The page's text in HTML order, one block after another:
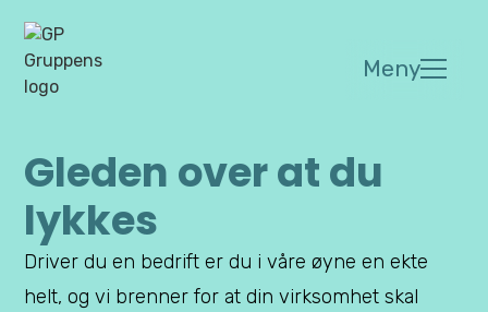
Meny
Gleden over at du
lykkes
Driver du en bedrift er du i våre øyne en ekte
helt, og vi brenner for at din virksomhet skal